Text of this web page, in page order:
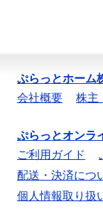
ぷらっとホーム
会社概要
株主
ぷらっとオンラ
ご利用ガイド
配送・決済につ
個人情報取り扱